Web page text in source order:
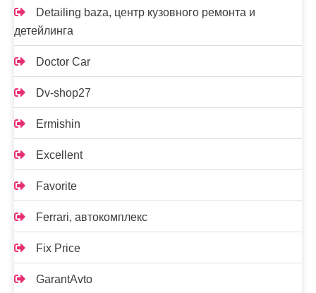
Detailing baza, центр кузовного ремонта и
детейлинга
Doctor Car
Dv-shop27
Ermishin
Excellent
Favorite
Ferrari, автокомплекс
Fix Price
GarantAvto